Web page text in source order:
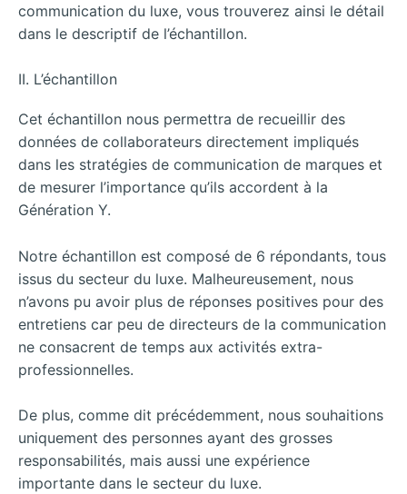
communication du luxe, vous trouverez ainsi le détail
dans le descriptif de l’échantillon.
II. L’échantillon
Cet échantillon nous permettra de recueillir des
données de collaborateurs directement impliqués
dans les stratégies de communication de marques et
de mesurer l’importance qu’ils accordent à la
Génération Y.
Notre échantillon est composé de 6 répondants, tous
issus du secteur du luxe. Malheureusement, nous
n’avons pu avoir plus de réponses positives pour des
entretiens car peu de directeurs de la communication
ne consacrent de temps aux activités extra-
professionnelles.
De plus, comme dit précédemment, nous souhaitions
uniquement des personnes ayant des grosses
responsabilités, mais aussi une expérience
importante dans le secteur du luxe.